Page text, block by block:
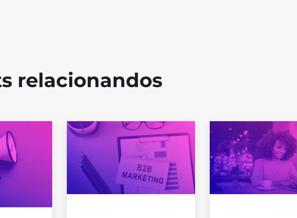
relacionandos